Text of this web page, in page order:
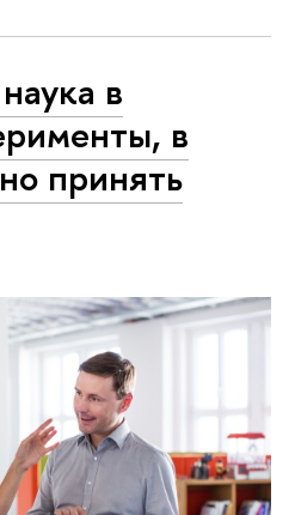
в
в
принять